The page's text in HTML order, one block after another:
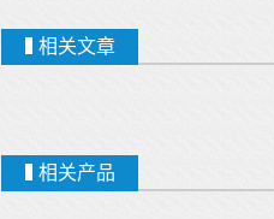
相关文章
相关产品